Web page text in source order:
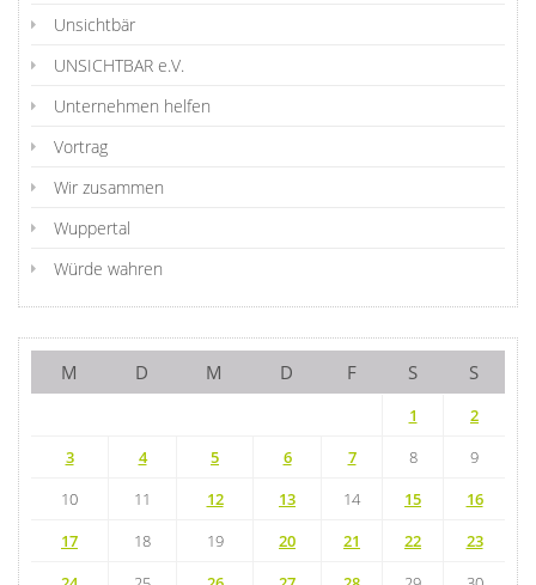
Unsichtbär
UNSICHTBAR e.V.
Unternehmen helfen
Vortrag
Wir zusammen
Wuppertal
Würde wahren
M D M D F S S
1
2
3
4 5 6 7 8
9
10
11 12 13 14 15
16
17
18 19 20 21 22
23